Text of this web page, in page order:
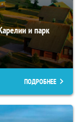
и парк
ПОДРОБНЕЕ